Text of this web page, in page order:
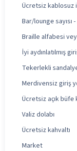
Ücretsiz kablosuz
Bar/lounge sayısı -
Braille alfabesi
İyi aydınlatılmış
Tekerlekli
Merdivensiz giriş
Ücretsiz açık büfe
Valiz dolabı
Ücretsiz kahvaltı
Market